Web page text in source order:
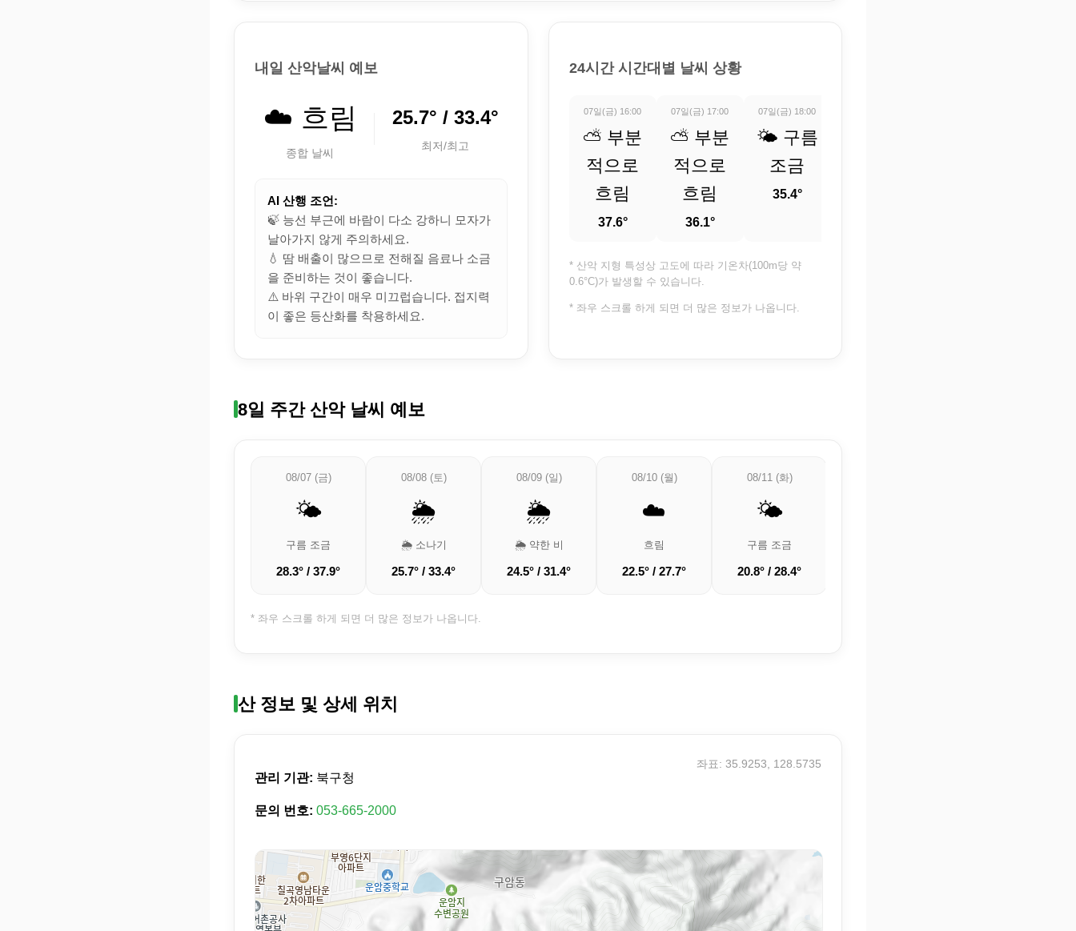
내일 산악날씨 예보
☁️ 흐림
종합 날씨
25.7° / 33.4°
최저/최고
AI 산행 조언:
🍃 능선 부근에 바람이 다소 강하니 모자가
날아가지 않게 주의하세요.
💧 땀 배출이 많으므로 전해질 음료나 소금
을 준비하는 것이 좋습니다.
⚠️ 바위 구간이 매우 미끄럽습니다. 접지력
이 좋은 등산화를 착용하세요.
24시간 시간대별 날씨 상황
07일(금) 16:00
⛅ 부분
적으로
흐림
37.6°
07일(금) 17:00
⛅ 부분
적으로
흐림
36.1°
07일(금) 18:00
🌤️ 구름
조금
35.4°
* 산악 지형 특성상 고도에 따라 기온차(100m당 약
0.6°C)가 발생할 수 있습니다.
* 좌우 스크롤 하게 되면 더 많은 정보가 나옵니다.
8일 주간 산악 날씨 예보
08/07 (금)
🌤️
구름 조금
28.3° / 37.9°
08/08 (토)
🌦️
🌦️ 소나기
25.7° / 33.4°
08/09 (일)
🌦️
🌦️ 약한 비
24.5° / 31.4°
08/10 (월)
☁️
흐림
22.5° / 27.7°
08/11 (화)
🌤️
구름 조금
20.8° / 28.4°
* 좌우 스크롤 하게 되면 더 많은 정보가 나옵니다.
산 정보 및 상세 위치
관리 기관: 북구청
문의 번호: 053-665-2000
좌표: 35.9253, 128.5735